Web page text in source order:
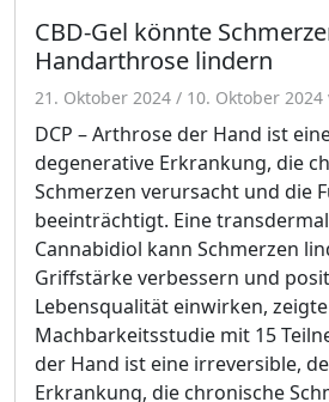
CBD-Gel könnte
Handarthrose lindern
21. Oktober 2024 / 10. Oktober 2024
DCP – Arthrose der Hand ist
degenerative Erkrankung, die
Schmerzen verursacht und die
beeinträchtigt. Eine
Cannabidiol kann Schmerzen
Griffstärke verbessern und
Lebensqualität einwirken,
Machbarkeitsstudie mit 15
der Hand ist eine irreversible,
Erkrankung, die chronische